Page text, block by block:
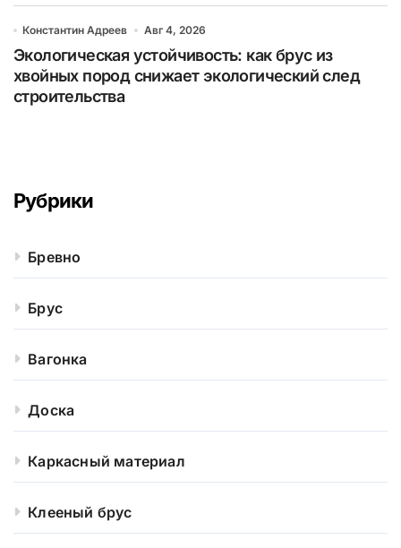
Константин Адреев Авг 4, 2026
Экологическая устойчивость: как брус из
хвойных пород снижает экологический след
строительства
Рубрики
Бревно
Брус
Вагонка
Доска
Каркасный материал
Клееный брус